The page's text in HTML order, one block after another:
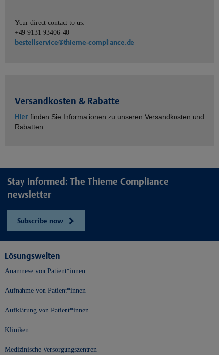
Your direct contact to us:
+49 9131 93406-40
bestellservice@thieme-compliance.de
Versandkosten & Rabatte
Hier finden Sie Informationen zu unseren Versandkosten und
Rabatten.
Stay informed: The Thieme Compliance
newsletter
Subscribe now
Lösungswelten
Anamnese von Patient*innen
Aufnahme von Patient*innen
Aufklärung von Patient*innen
Kliniken
Medizinische Versorgungszentren